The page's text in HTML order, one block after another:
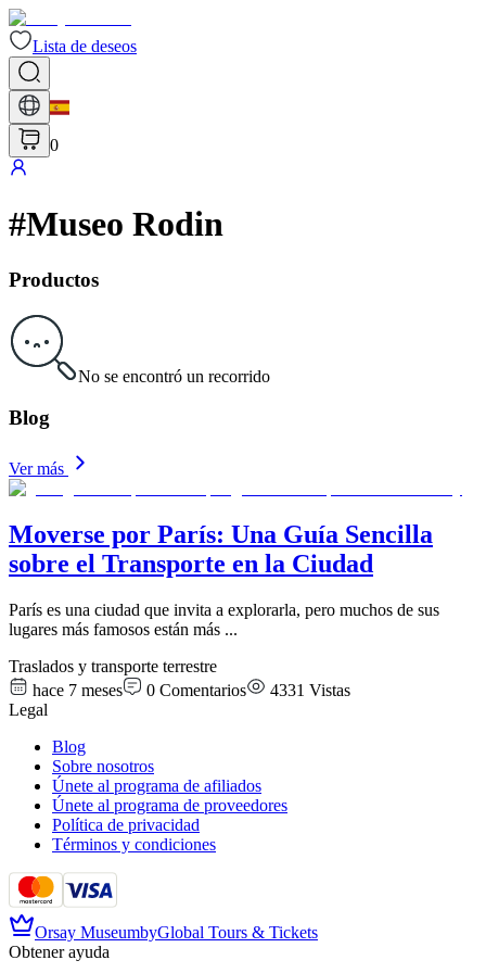
Lista de deseos
0
#Museo Rodin
Productos
No se encontró un recorrido
Blog
Ver más
Moverse por París: Una Guía Sencilla
sobre el Transporte en la Ciudad
París es una ciudad que invita a explorarla, pero muchos de sus
lugares más famosos están más ...
Traslados y transporte terrestre
hace 7 meses
0 Comentarios 4331 Vistas
Legal
Blog
Sobre nosotros
Únete al programa de afiliados
Únete al programa de proveedores
Política de privacidad
Términos y condiciones
Orsay MuseumbyGlobal Tours & Tickets
Obtener ayuda